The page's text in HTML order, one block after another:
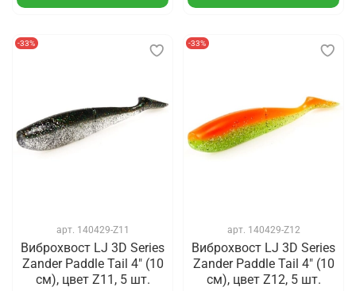
-33%
арт. 140429-Z11
Виброхвост LJ 3D Series
Zander Paddle Tail 4" (10
см), цвет Z11, 5 шт.
-33%
арт. 140429-Z12
Виброхвост LJ 3D Series
Zander Paddle Tail 4" (10
см), цвет Z12, 5 шт.